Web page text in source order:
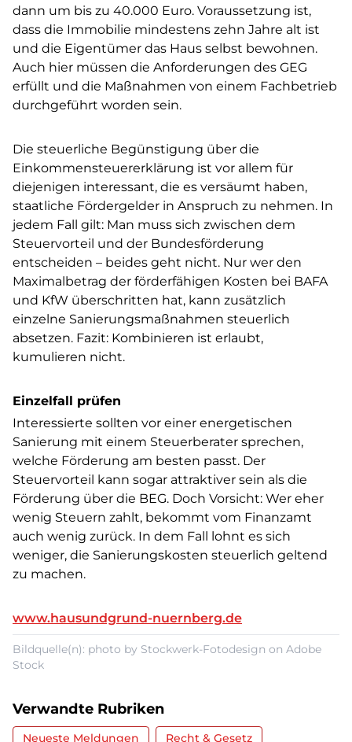
dann um bis zu 40.000 Euro. Voraussetzung ist,
dass die Immobilie mindestens zehn Jahre alt ist
und die Eigentümer das Haus selbst bewohnen.
Auch hier müssen die Anforderungen des GEG
erfüllt und die Maßnahmen von einem Fachbetrieb
durchgeführt worden sein.
Die steuerliche Begünstigung über die
Einkommensteuererklärung ist vor allem für
diejenigen interessant, die es versäumt haben,
staatliche Fördergelder in Anspruch zu nehmen. In
jedem Fall gilt: Man muss sich zwischen dem
Steuervorteil und der Bundesförderung
entscheiden – beides geht nicht. Nur wer den
Maximalbetrag der förderfähigen Kosten bei BAFA
und KfW überschritten hat, kann zusätzlich
einzelne Sanierungsmaßnahmen steuerlich
absetzen. Fazit: Kombinieren ist erlaubt,
kumulieren nicht.
Einzelfall prüfen
Interessierte sollten vor einer energetischen
Sanierung mit einem Steuerberater sprechen,
welche Förderung am besten passt. Der
Steuervorteil kann sogar attraktiver sein als die
Förderung über die BEG. Doch Vorsicht: Wer eher
wenig Steuern zahlt, bekommt vom Finanzamt
auch wenig zurück. In dem Fall lohnt es sich
weniger, die Sanierungskosten steuerlich geltend
zu machen.
www.hausundgrund-nuernberg.de
Bildquelle(n): photo by Stockwerk-Fotodesign on Adobe
Stock
Verwandte Rubriken
Neueste Meldungen Recht & Gesetz